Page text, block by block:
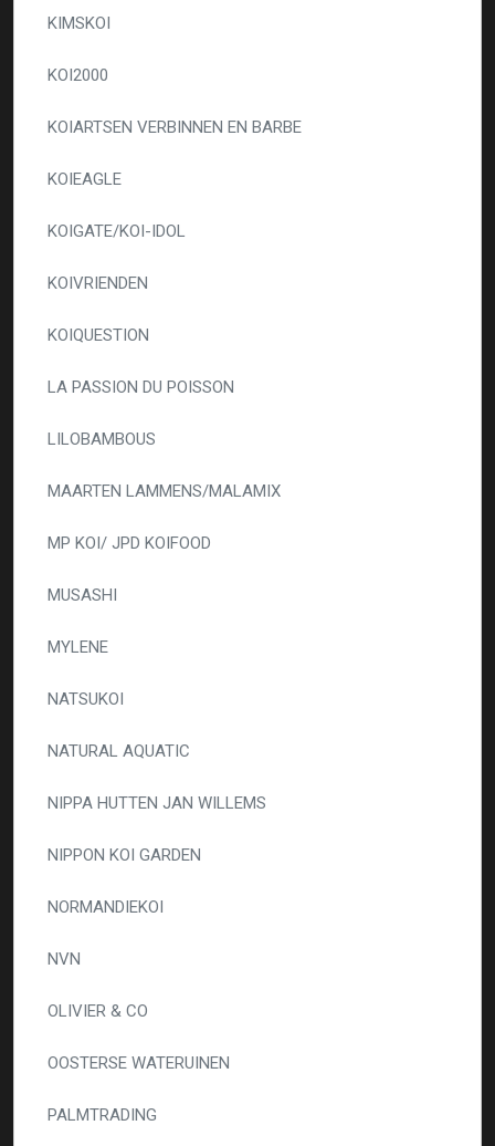
KIMSKOI
KOI2000
KOIARTSEN VERBINNEN EN BARBE
KOIEAGLE
KOIGATE/KOI-IDOL
KOIVRIENDEN
KOIQUESTION
LA PASSION DU POISSON
LILOBAMBOUS
MAARTEN LAMMENS/MALAMIX
MP KOI/ JPD KOIFOOD
MUSASHI
MYLENE
NATSUKOI
NATURAL AQUATIC
NIPPA HUTTEN JAN WILLEMS
NIPPON KOI GARDEN
NORMANDIEKOI
NVN
OLIVIER & CO
OOSTERSE WATERUINEN
PALMTRADING